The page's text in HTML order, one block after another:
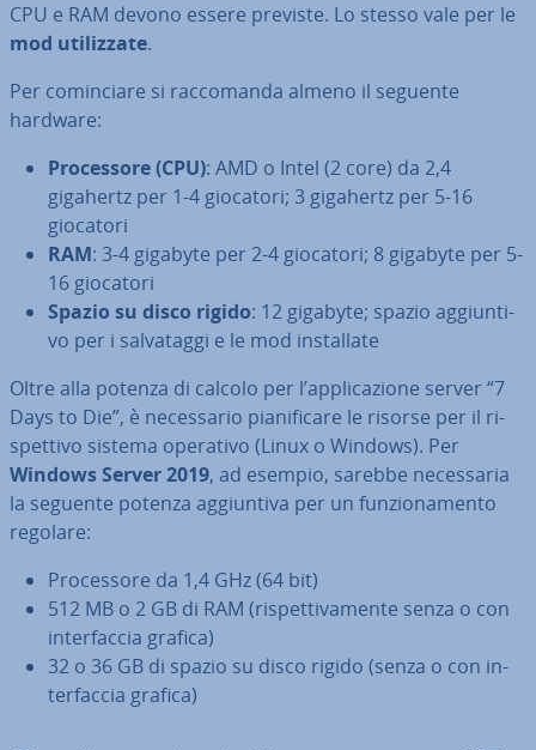
CPU e RAM devono essere previste. Lo stesso vale per le
mod uti­liz­za­te.
Per co­min­cia­re si rac­co­man­da almeno il seguente
hardware:
Pro­ces­so­re (CPU): AMD o Intel (2 core) da 2,4
gigahertz per 1-4 giocatori; 3 gigahertz per 5-16
giocatori
RAM: 3-4 gigabyte per 2-4 giocatori; 8 gigabyte per 5-
16 giocatori
Spazio su disco rigido: 12 gigabyte; spazio ag­giun­ti­
vo per i sal­va­tag­gi e le mod in­stal­la­te
Oltre alla potenza di calcolo per l’ap­pli­ca­zio­ne server “7
Days to Die”, è ne­ces­sa­rio pia­ni­fi­ca­re le risorse per il ri­
spet­ti­vo sistema operativo (Linux o Windows). Per
Windows Server 2019, ad esempio, sarebbe ne­ces­sa­ria
la seguente potenza ag­giun­ti­va per un fun­zio­na­men­to
regolare:
Pro­ces­so­re da 1,4 GHz (64 bit)
512 MB o 2 GB di RAM (ri­spet­ti­va­men­te senza o con
in­ter­fac­cia grafica)
32 o 36 GB di spazio su disco rigido (senza o con in­
ter­fac­cia grafica)